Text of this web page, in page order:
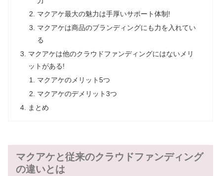
マクアケ最大の魅力は手厚いサポート体制!
マクアケは商品のブランディングにも力を入れてい
る
マクアケは他のクラウドファンディングにはないメリ
ットがある!
マクアケのメリット5つ
マクアケのデメリット3つ
まとめ
マクアケと従来のクラウドファンディング
の違いとは